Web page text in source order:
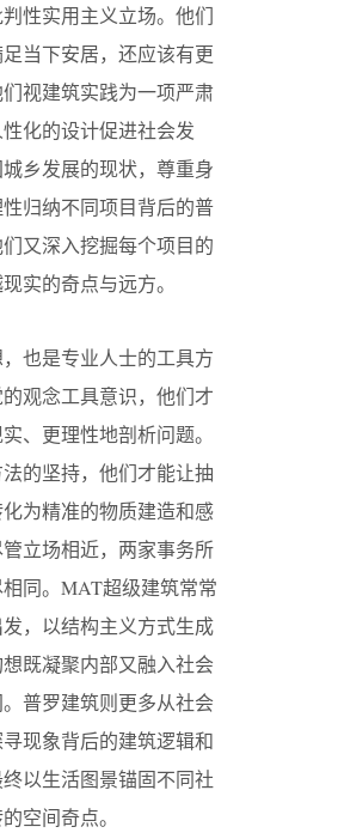
性实用主义立场。他们
当下安居，还应该有更
视建筑实践为一项严肃
化的设计促进社会发
乡发展的现状，尊重身
归纳不同项目背后的普
又深入挖掘每个项目的
实的奇点与远方。
也是专业人士的工具方
观念工具意识，他们才
、更理性地剖析问题。
的坚持，他们才能让抽
为精准的物质建造和感
立场相近，两家事务所
同。MAT超级建筑常常
，以结构主义方式生成
既凝聚内部又融入社会
普罗建筑则更多从社会
现象背后的建筑逻辑和
以生活图景锚固不同社
空间奇点。